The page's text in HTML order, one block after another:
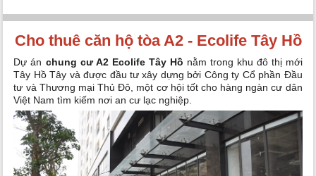
Cho thuê căn hộ tòa A2 - Ecolife Tây Hồ
Dự án chung cư A2 Ecolife Tây Hồ nằm trong khu đô thị mới
Tây Hồ Tây và được đầu tư xây dựng bởi Công ty Cổ phần Đầu
tư và Thương mại Thủ Đô, một cơ hội tốt cho hàng ngàn cư dân
Việt Nam tìm kiếm nơi an cư lạc nghiệp.